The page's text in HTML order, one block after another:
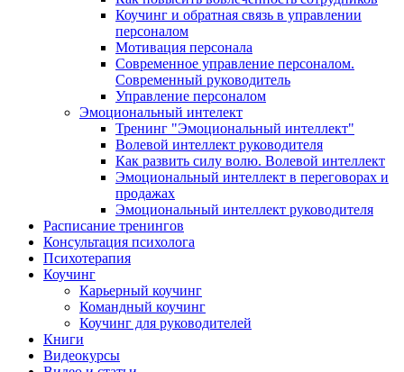
Коучинг и обратная связь в управлении
персоналом
Мотивация персонала
Современное управление персоналом.
Современный руководитель
Управление персоналом
Эмоциональный интелект
Тренинг "Эмоциональный интеллект"
Волевой интеллект руководителя
Как развить силу волю. Волевой интеллект
Эмоциональный интеллект в переговорах и
продажах
Эмоциональный интеллект руководителя
Расписание тренингов
Консультация психолога
Психотерапия
Коучинг
Карьерный коучинг
Командный коучинг
Коучинг для руководителей
Книги
Видеокурсы